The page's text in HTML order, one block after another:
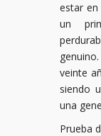
estar
un
veinte
siendo
una
Prueba